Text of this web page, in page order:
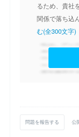
るため、貴社
関係で落ち込
む(全300文字)
問題を報告する 公